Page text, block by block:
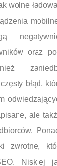
wolne
oraz
błąd,
ale
zwrotne,
Niskiej